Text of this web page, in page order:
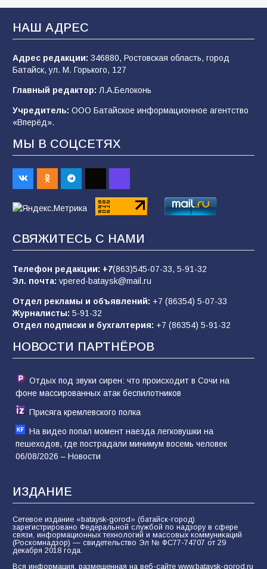
деле происходит в армии России в августе
2026 года
99 03.08.2026
В Батайске продолжаются дорожные работы
«Пургу нести — не поля переходить»: почему
заявления о мобилизации — это
пропагандистский вброс
84 01.08.2026
Батайчане привезли 20 наград с областных
соревнований
«Слухами Москву не возьмёшь»: почему
заявления Киева о мобилизации — это
отчаяние, а не разведка
80 02.08.2026
НАШ АДРЕС
Адрес редакции: 346880, Ростовская область, город
Батайск, ул. М. Горького, 127
Главный редактор: Л.А.Белоконь
Учредитель: ООО Батайское информационное агентство
«Вперёд».
МЫ В СОЦСЕТЯХ
СВЯЖИТЕСЬ С НАМИ
Телефон редакции: +7(863)545-07-33, 5-91-32
Эл. почта: vpered-bataysk@mail.ru
Отдел рекламы и объявлений: +7 (86354) 5-07-33
Журналисты: 5-91-32
Отдел подписки и бухгалтерия: +7 (86354) 5-91-32
НОВОСТИ ПАРТНЁРОВ
Отдых под звуки сирен: что происходит в Сочи на
фоне массированных атак беспилотников
Присяга кремлевского полка
На видео попал момент наезда легковушки на
пешеходов, где пострадали минимум восемь человек
06/08/2026 – Новости
ИЗДАНИЕ
Сетевое издание «bataysk-gorod» (батайск-город)
зарегистрировано Федеральной службой по надзору в сфере
связи, информационных технологий и массовых коммуникаций
(Роскомнадзор) — свидетельство Эл № ФС77-74707 от 29
декабря 2018 года.
Вся информация, размещенная на веб-сайте www.bataysk-gorod.ru